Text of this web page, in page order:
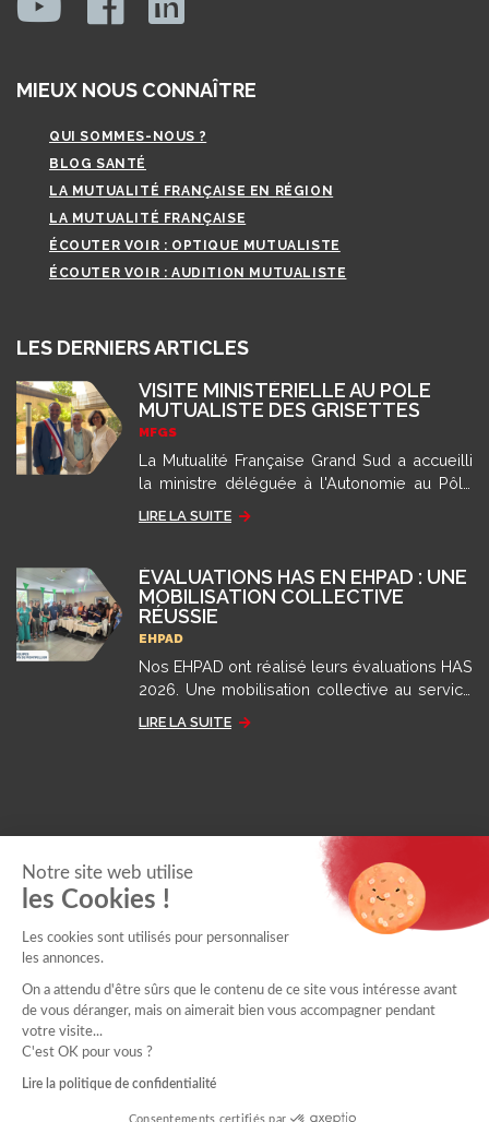
Notre site web utilise
les Cookies !
Les cookies sont utilisés pour personnaliser
les annonces.
On a attendu d'être sûrs que le contenu de ce site vous intéresse avant
de vous déranger, mais on aimerait bien vous accompagner pendant
votre visite...
C'est OK pour vous ?
Lire la politique de confidentialité
Consentements certifiés par
MIEUX NOUS CONNAÎTRE
QUI SOMMES-NOUS ?
BLOG SANTÉ
LA MUTUALITÉ FRANÇAISE EN RÉGION
LA MUTUALITÉ FRANÇAISE
ÉCOUTER VOIR : OPTIQUE MUTUALISTE
ÉCOUTER VOIR : AUDITION MUTUALISTE
LES DERNIERS ARTICLES
VISITE MINISTÉRIELLE AU PÔLE
MUTUALISTE DES GRISETTES
MFGS
La Mutualité Française Grand Sud a accueilli
la ministre déléguée à l'Autonomie au Pôle
d'accompagnement.
LIRE LA SUITE
ÉVALUATIONS HAS EN EHPAD : UNE
MOBILISATION COLLECTIVE
RÉUSSIE
EHPAD
Nos EHPAD ont réalisé leurs évaluations HAS
2026. Une mobilisation collective au service
l'amélioration continue
LIRE LA SUITE
© 2025 MFGS -
PERSONNELLES